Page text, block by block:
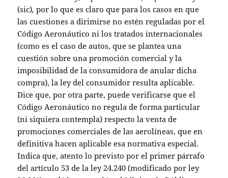
(sic),por lo que es claro que para los casos en que
las cuestiones a dirimirse no estén reguladas por el
Código Aeronáutico ni los tratados internacionales
(como es el caso de autos, que se plantea una
cuestión sobre una promoción comercial y la
imposibilidad de la consumidora de anular dicha
compra), la ley del consumidor resulta aplicable.
Dice que, por otra parte, puede verificarse que el
Código Aeronáutico no regula de forma particular
(ni siquiera contempla) respecto la venta de
promociones comerciales de las aerolíneas, que en
definitiva hacen aplicable esa normativa especial.
Indica que, atento lo previsto por el primer párrafo
del artículo 53 de la ley 24.240 (modificado por ley